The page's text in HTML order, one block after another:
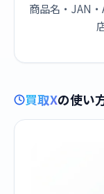
商品名・JAN
買取Xの使い